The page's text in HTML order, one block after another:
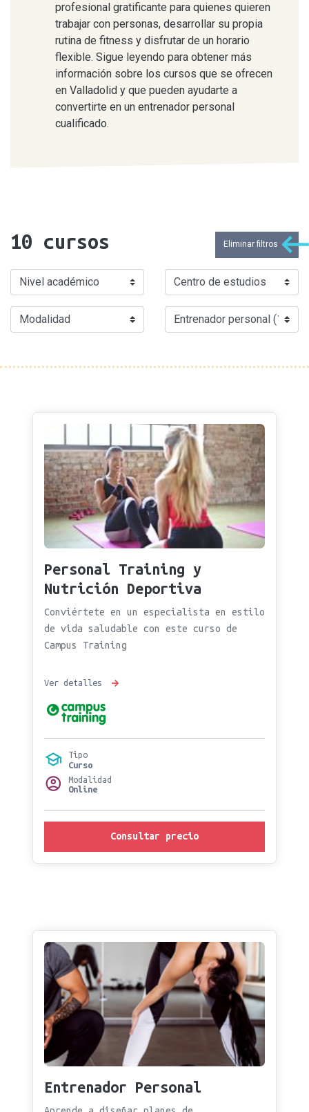
profesional gratificante para quienes quieren
trabajar con personas, desarrollar su propia
rutina de fitness y disfrutar de un horario
flexible. Sigue leyendo para obtener más
información sobre los cursos que se ofrecen
en Valladolid y que pueden ayudarte a
convertirte en un entrenador personal
cualificado.
10 cursos Eliminar filtros
Personal Training y
Nutrición Deportiva
Conviértete en un especialista en estilo
de vida saludable con este curso de
Campus Training
Ver detalles
Tipo
Curso
Modalidad
Online
Consultar precio
Entrenador Personal